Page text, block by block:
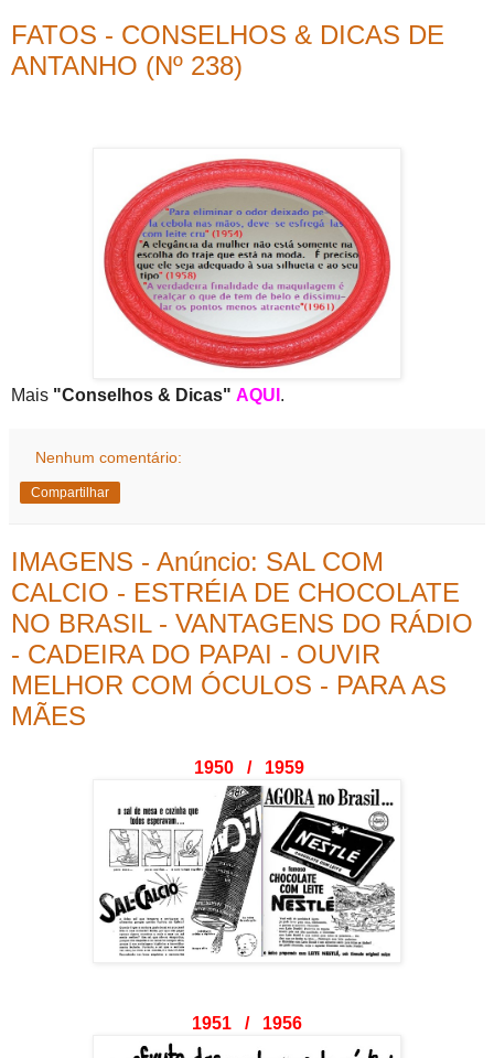
FATOS - CONSELHOS & DICAS DE
ANTANHO (Nº 238)
Mais "Conselhos & Dicas" AQUI .
Nenhum comentário:
Compartilhar
IMAGENS - Anúncio: SAL COM
CALCIO - ESTRÉIA DE CHOCOLATE
NO BRASIL - VANTAGENS DO RÁDIO
- CADEIRA DO PAPAI - OUVIR
MELHOR COM ÓCULOS - PARA AS
MÃES
1950 / 1959
1951 / 1956